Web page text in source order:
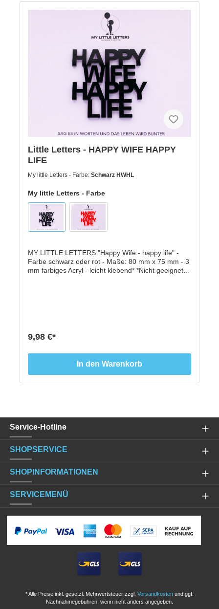
Little Letters - HAPPY WIFE HAPPY
LIFE
My little Letters - Farbe: Schwarz HWHL
My little Letters - Farbe
MY LITTLE LETTERS "Happy Wife - happy life" -
Farbe schwarz oder rot - Maße: 80 mm x 75 mm - 3
mm farbiges Acryl - leicht klebend* *Nicht geeignet
9,98 €*
In den Warenkorb
Service-Hotline
SHOPSERVICE
SHOPINFORMATIONEN
SERVICEMENÜ
* Alle Preise inkl. gesetzl. Mehrwertsteuer zzgl. Versandkosten und ggf.
Nachnahmegebühren, wenn nicht anders angegeben.